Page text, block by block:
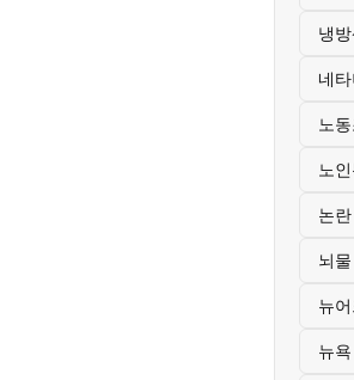
냉
네
노
노
논란
뇌물
뉴어
뉴